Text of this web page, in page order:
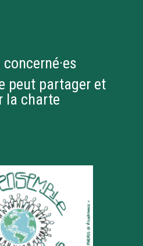
concerné·es
peut partager et
la charte